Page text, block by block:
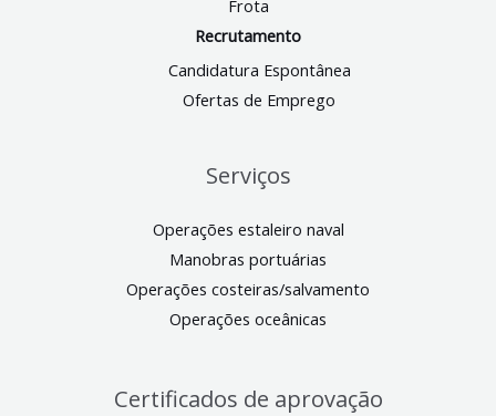
Frota
Recrutamento
Candidatura Espontânea
Ofertas de Emprego
Serviços
Operações estaleiro naval
Manobras portuárias
Operações costeiras/salvamento
Operações oceânicas
Certificados de aprovação